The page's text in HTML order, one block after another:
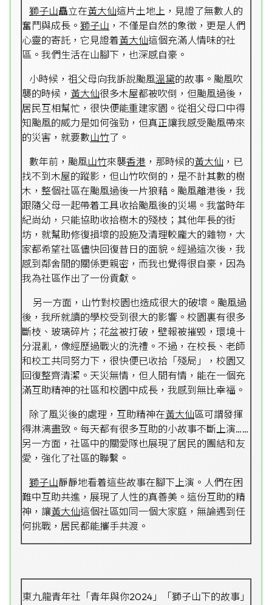
獅子山矗立在黃大仙這片土地上，見證了無數人的
奮鬥與成長。 獅子山 ，不僅是自然的象徵，更是人們
心靈的寄託，它見證着黃大仙這個充滿人情味的社
區。我們生活在山腳下，也深感自豪。
小時候，祖父母向我訴說颱風溫黛的故事。颱風吹
襲的時候， 黃大仙很多木屋都被吹倒，但颱風過後，
居民互相幫忙，很快便能重建家園。從祖父母口中得
知颱風的威力是如何強勁，但真正讓我感受颱風帶來
的災害，就要數山竹了。
數年前，颱風山竹來襲香港 ，那時候的黃大仙 ，已
找不到木屋的蹤影，但山竹吹倒的，是不計其數的樹
木，整個社區在颱風過後一片狼藉。颱風離港後，我
跟隨父母一起帶着工具收拾颱風後的災場。我當時年
紀尚幼，只能協助收拾樹木的殘枝；其他年長的街
坊，就幫助修復損壞的設施及清理較龐大的雜物，大
家都希望社區儘快回復昔日的面貌。經過這次後，我
感到鄰舍間的關係更親密，而我也覺得很自豪，因為
我為社區作出了一份貢獻。
另一方面，山竹對校園也造成很大的破壞。颱風過
後，我所就讀的學校受到很大的影響。校園裏有很多
斷枝、玻璃碎片；花盆被打破，壁報被摧毁，環境十
分混亂，像經歷過戰火的洗禮。不過，在校長、老師
和校工共同努力下，很快便已收拾「殘局」，校園又
回復整齊清潔。天災無情，但人間有情，能在一個充
滿互助精神的社區和校園中成長，我感到無比幸福。
除了風災後的處理，互助精神在黃大仙區可謂發揮
得淋漓盡致。每天都有很多互助的小故事不斷上演……
另一方面，社區中的關愛隊也展現了居民的團結和友
愛，強化了社區的聯繫。
獅子山靜靜地看着這些故事在腳下上演。人們在困
難中互助共進，展現了人性的真善美。這份互助的精
神，讓黃大仙這個社區如同一個大家庭，無論遇到任
何挑戰，居民都能攜手共渡。
東九龍青年社「青年與你2024」「獅子山下的故事」